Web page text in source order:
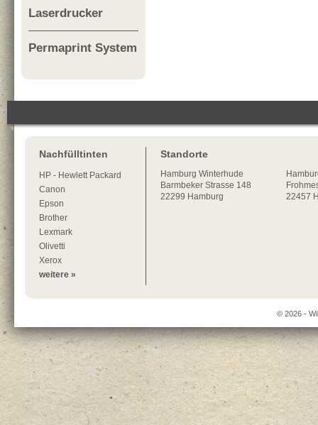
Laserdrucker
Permaprint System
Nachfülltinten
HP - Hewlett Packard
Canon
Epson
Brother
Lexmark
Olivetti
Xerox
weitere »
Standorte
Hamburg Winterhude
Barmbeker Strasse 148
22299 Hamburg
22457
© 2026 -